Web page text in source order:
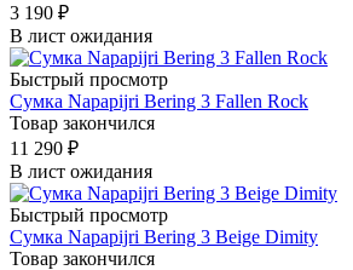
3 190 ₽
В лист ожидания
Быстрый просмотр
Сумка Napapijri Bering 3 Fallen Rock
Товар закончился
11 290 ₽
В лист ожидания
Быстрый просмотр
Сумка Napapijri Bering 3 Beige Dimity
Товар закончился